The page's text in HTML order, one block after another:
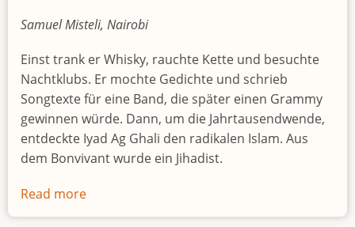
Samuel Misteli, Nairobi
Einst trank er Whisky, rauchte Kette und besuchte
Nachtklubs. Er mochte Gedichte und schrieb
Songtexte für eine Band, die später einen Grammy
gewinnen würde. Dann, um die Jahrtausendwende,
entdeckte Iyad Ag Ghali den radikalen Islam. Aus
dem Bonvivant wurde ein Jihadist.
Read more
Der